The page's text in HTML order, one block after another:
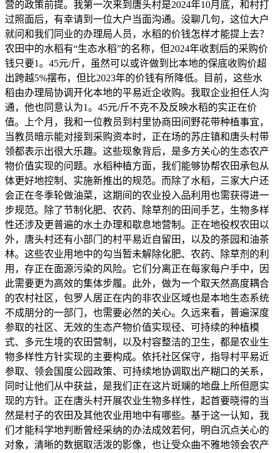
营的政策前提。我第一次来到唐头村是2024年10月底，和村打
过照面后，有幸请到一位大户当面沟通。没聊几句，这位大户
就问和我们同业的办理局人员，水稻的价钱怎样才能提上去？
农田中的水稻有“生态水稻”的名称，但2024年收割后的采购价
钱只要1。45元/斤，虽然可以或许做到比本地的保底收购价超
出跨越5%摆布，但比2023年的价钱有所降低。目前，这些水
稻由办理局协调开化本地的平易近企收购。我取企业担任人沟
通，他也同意认为1。45元/斤不克不及反映水稻的实正在价
值。上个月，我和一位教员到村里协商田间野花带种植事宜，
当教员暗示能对接到采购资本时，正在场的苏庄镇和唐头村带
领都表示出很大乐趣。这些现象背后，是多方关心的生态农产
物价值实现的问题。水稻种植方面，我们能够协帮农田承包从
体更好地控制、实施新推出的规范。而除了水稻，三家大户还
会正在冬季轮做油菜，这期间的农业投入品利用也需获得进一
步规范。除了节制化肥、农药、除草剂的田间手艺，生物多样
性还涉及更普遍的水土办理和歇息地营制。正在地役权农田以
外，唐头村还有小部门的村平易近自留田，以及的茶园和油茶
林。这些农业用地中的勾当暂未解除化肥、农药、除草剂的利
用，存正在面源污染的风险。它们分离正在每家每户手中，因
此需要更为高效的集体步履。此外，做为一个取天然高度耦合
的农村社区，包罗人居正在内的非农业区域也是本地生态系统
不成朋分的一部门，也需要必然的关心。久远来看，普遍深度
参取的社区、无效的生态产物价值实现径、可持续的种植模
式、多元生境的农田营制，以及村容整洁的卫生，都是农业生
物多样性方针实现的主要构成。依托社区保守，指导村平易近
参取、领会国度公园政策、可持续地协调取出产糊口的关系，
同时让他们从中获益，是我们正在这片斑斓的地盘上所但愿实
现的方针。正在唐头村开展农业生物多样性，起首要晓得的当
然是村子的农田及其他农业用地中有哪些。基于这一认知，我
们才能科学地判断曾经采纳的办法成效若何，明白沉点关心的
对象，清晰的数据取活泼的影像，也让受众曲不雅地领会农产